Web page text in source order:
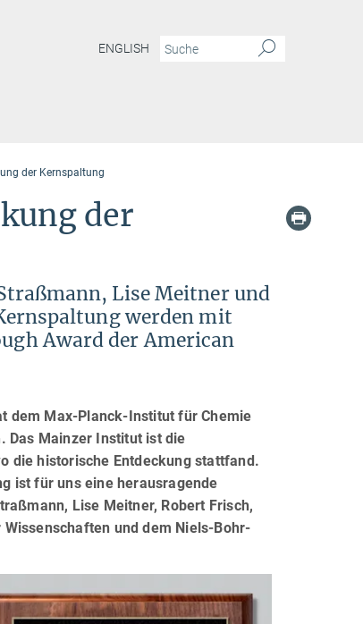
ENGLISH
der Kernspaltung
der
Lise Meitner und
werden mit
Award der American
dem Max-Planck-Institut für Chemie
Das Mainzer Institut ist die
die historische Entdeckung stattfand.
ist für uns eine herausragende
Lise Meitner, Robert Frisch,
und dem Niels-Bohr-